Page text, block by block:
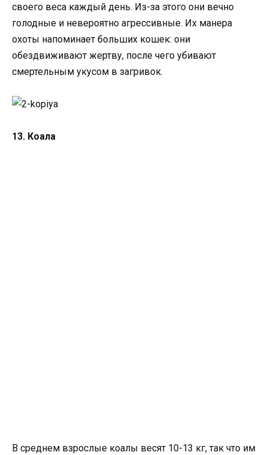
своего веса каждый день. Из-за этого они вечно
голодные и невероятно агрессивные. Их манера
охоты напоминает больших кошек: они
обездвиживают жертву, после чего убивают
смертельным укусом в загривок.
13. Коала
В среднем взрослые коалы весят 10-13 кг, так что им